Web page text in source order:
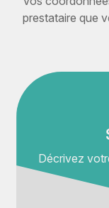
prestataire que
Décrivez